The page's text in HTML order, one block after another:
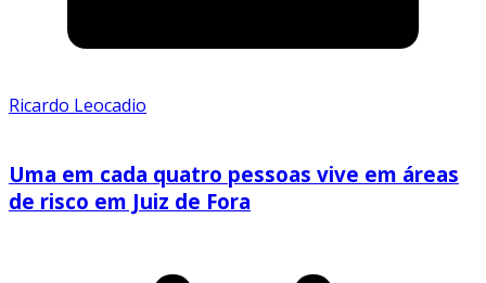
Ricardo Leocadio
Uma em cada quatro pessoas vive em áreas
de risco em Juiz de Fora